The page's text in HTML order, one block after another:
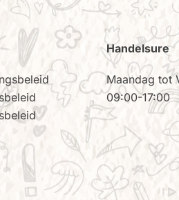
Handelsure
Maandag tot
09:00-17:00